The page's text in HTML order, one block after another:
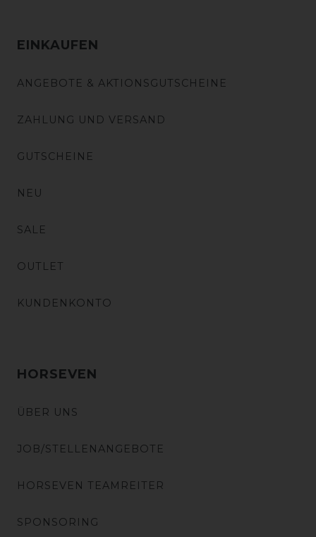
EINKAUFEN
ANGEBOTE & AKTIONSGUTSCHEINE
ZAHLUNG UND VERSAND
GUTSCHEINE
NEU
SALE
OUTLET
KUNDENKONTO
HORSEVEN
ÜBER UNS
JOB/STELLENANGEBOTE
HORSEVEN TEAMREITER
SPONSORING